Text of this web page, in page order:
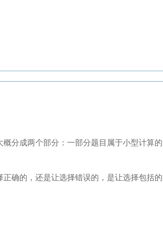
分成两个部分：一部分题目属于小型计算的
确的，还是让选择错误的，是让选择包括的